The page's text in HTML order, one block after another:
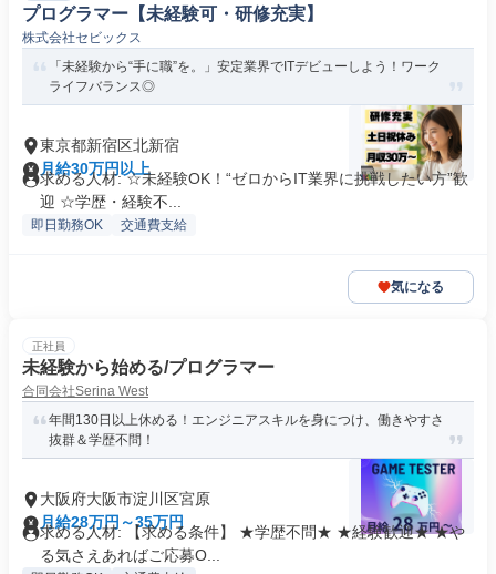
プログラマー【未経験可・研修充実】
株式会社セビックス
「未経験から“手に職”を。」安定業界でITデビューしよう！ワーク
ライフバランス◎
東京都新宿区北新宿
月給30万円以上
求める人材: ☆未経験OK！“ゼロからIT業界に挑戦したい方”歓
迎 ☆学歴・経験不...
即日勤務OK 交通費支給
気になる
正社員
未経験から始める/プログラマー
合同会社Serina West
年間130日以上休める！エンジニアスキルを身につけ、働きやすさ
抜群＆学歴不問！
大阪府大阪市淀川区宮原
月給28万円～35万円
求める人材: 【求める条件】 ★学歴不問★ ★経験歓迎★ ★や
る気さえあればご応募O...